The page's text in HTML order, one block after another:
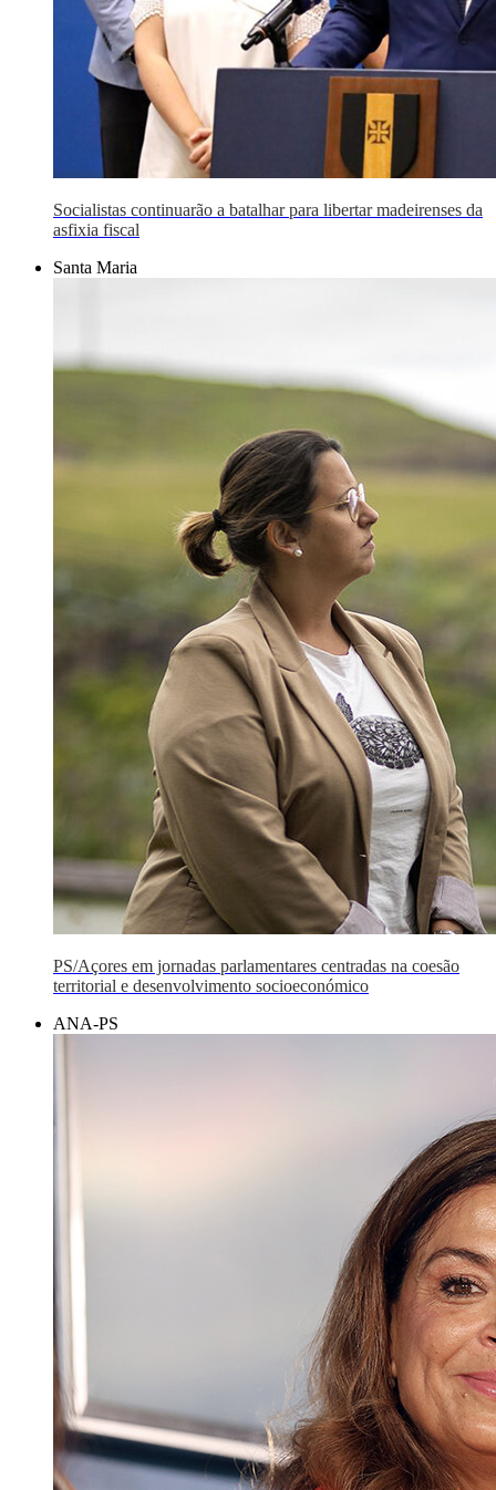
Socialistas continuarão a batalhar para libertar madeirenses da
asfixia fiscal
Santa Maria
PS/Açores em jornadas parlamentares centradas na coesão
territorial e desenvolvimento socioeconómico
ANA-PS